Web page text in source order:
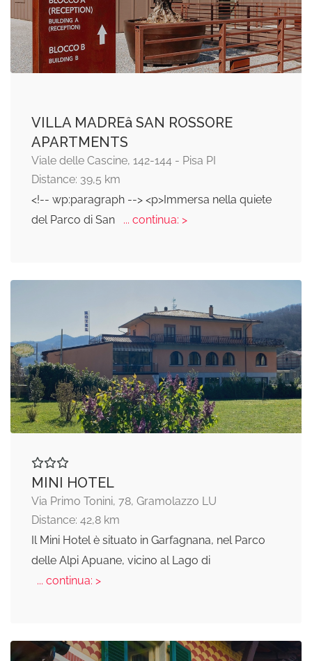
VILLA MADREâ SAN ROSSORE
APARTMENTS
Viale delle Cascine, 142-144 - Pisa PI
Distance: 39,5 km
<!-- wp:paragraph --> <p>Immersa nella quiete
del Parco di San
... continua: >
MINI HOTEL
Via Primo Tonini, 78, Gramolazzo LU
Distance: 42,8 km
Il Mini Hotel è situato in Garfagnana, nel Parco
delle Alpi Apuane, vicino al Lago di
... continua: >